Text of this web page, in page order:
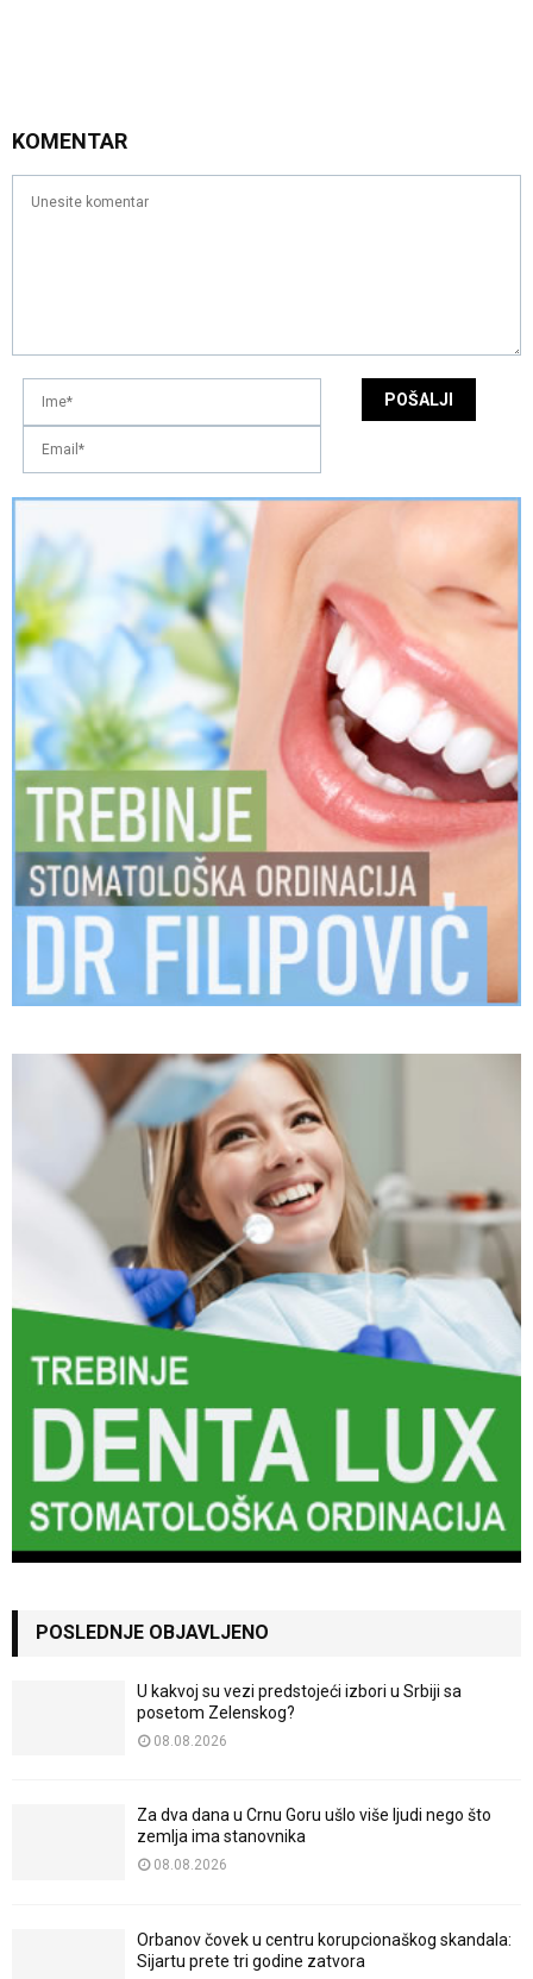
KOMENTAR
POSLEDNJE OBJAVLJENO
U kakvoj su vezi predstojeći izbori u Srbiji sa
posetom Zelenskog?
08.08.2026
Za dva dana u Crnu Goru ušlo više ljudi nego što
zemlja ima stanovnika
08.08.2026
Orbanov čovek u centru korupcionaškog skandala:
Sijartu prete tri godine zatvora